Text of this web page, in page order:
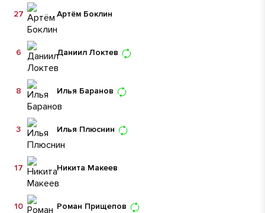
Артём Боклин
27
Даниил Локтев
6
Илья Баранов
8
Илья Плюснин
3
Никита Макеев
17
Роман Прищепов
10